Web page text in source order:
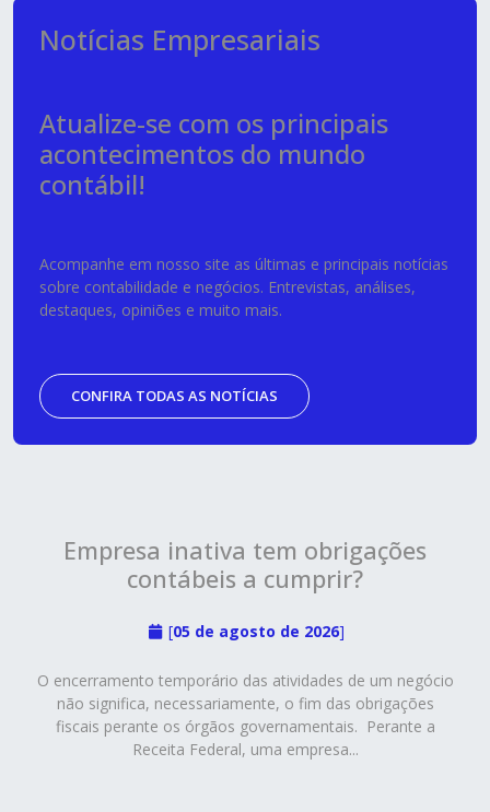
Notícias Empresariais
Atualize-se com os principais
acontecimentos do mundo
contábil!
Acompanhe em nosso site as últimas e principais notícias
sobre contabilidade e negócios. Entrevistas, análises,
destaques, opiniões e muito mais.
CONFIRA TODAS AS NOTÍCIAS
Empresa inativa tem obrigações
contábeis a cumprir?
[05 de agosto de 2026]
O encerramento temporário das atividades de um negócio
não significa, necessariamente, o fim das obrigações
fiscais perante os órgãos governamentais. Perante a
Receita Federal, uma empresa...